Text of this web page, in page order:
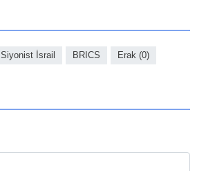
Siyonist İsrail BRICS Erak (0)